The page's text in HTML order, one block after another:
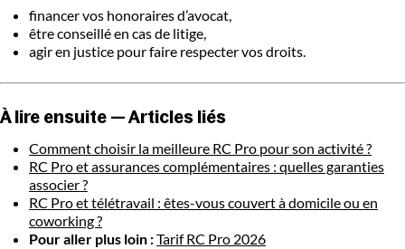
financer vos honoraires d’avocat,
être conseillé en cas de litige,
agir en justice pour faire respecter vos droits.
À lire ensuite — Articles liés
Comment choisir la meilleure RC Pro pour son activité ?
RC Pro et assurances complémentaires : quelles garanties
associer ?
RC Pro et télétravail : êtes-vous couvert à domicile ou en
coworking ?
Pour aller plus loin :Tarif RC Pro 2026